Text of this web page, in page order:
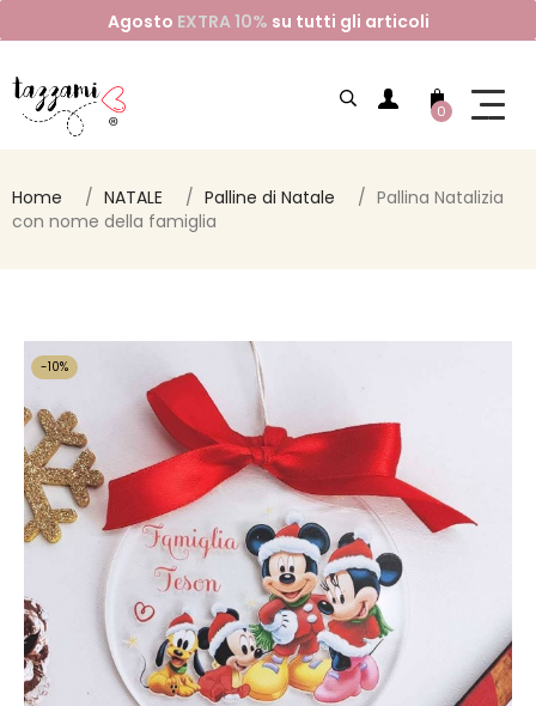
Agosto EXTRA 10% su tutti gli articoli
0
Home NATALE Palline di Natale
Pallina Natalizia
con nome della famiglia
-10%